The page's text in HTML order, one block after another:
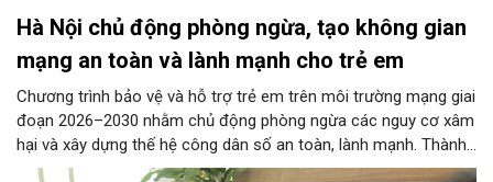
Hà Nội chủ động phòng ngừa, tạo không gian
mạng an toàn và lành mạnh cho trẻ em
Chương trình bảo vệ và hỗ trợ trẻ em trên môi trường mạng giai
đoạn 2026–2030 nhằm chủ động phòng ngừa các nguy cơ xâm
hại và xây dựng thế hệ công dân số an toàn, lành mạnh. Thành
phố đề ra các chỉ tiêu lớn như phổ cập giải pháp an ninh mạng